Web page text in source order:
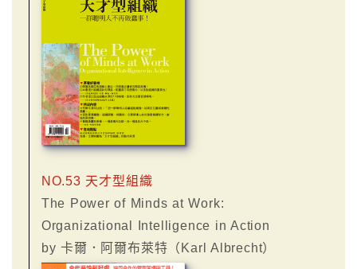
NO.53 天才型組織
The Power of Minds at Work:
Organizational Intelligence in Action
by 卡爾．阿爾布萊特（Karl Albrecht）